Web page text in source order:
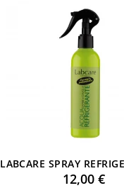
LABCARE SPRAY
Precio
12,00 €